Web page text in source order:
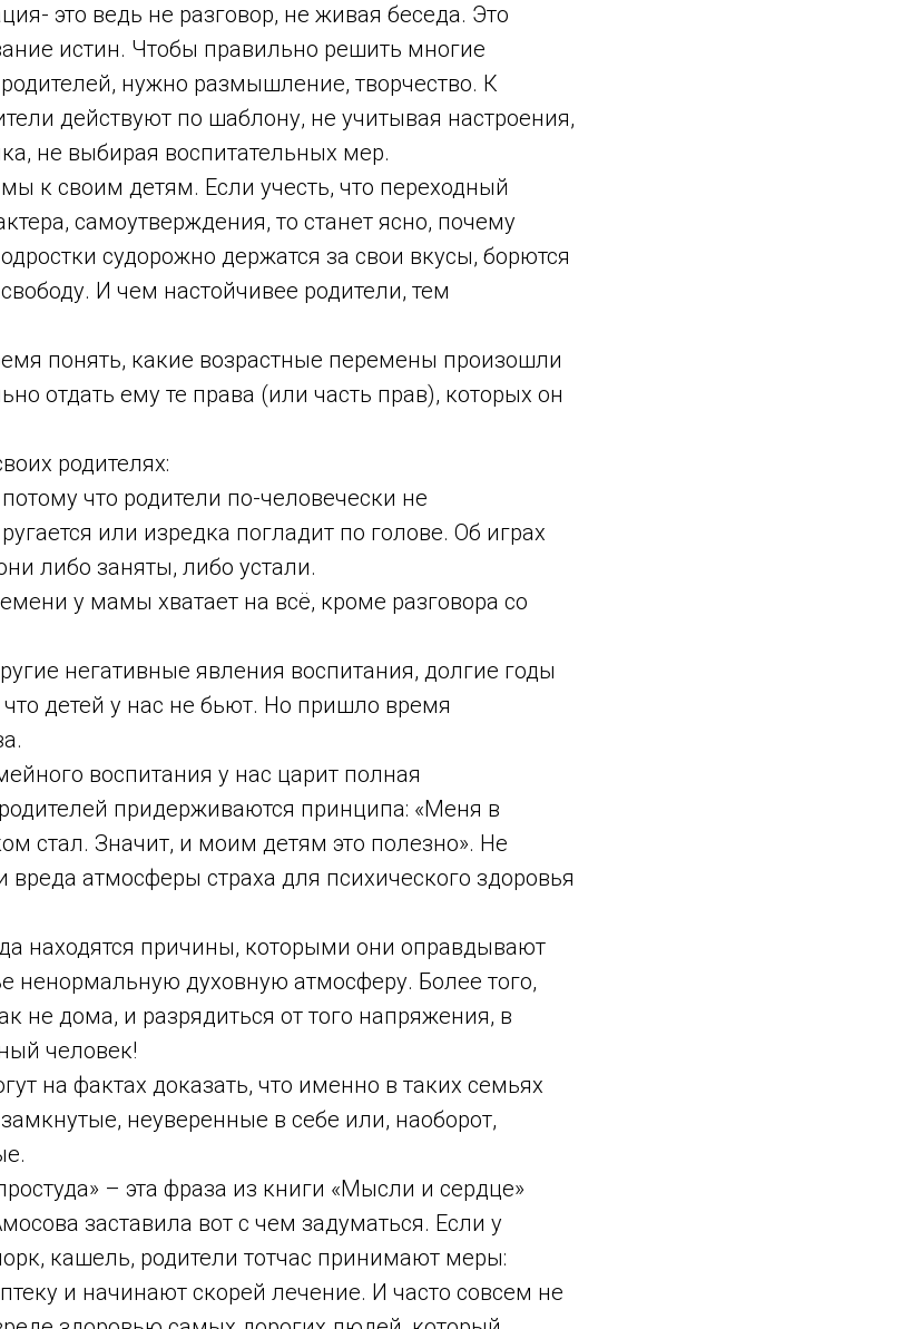
это ведь не разговор, не живая беседа. Это
истин. Чтобы правильно решить многие
нужно размышление, творчество. К
действуют по шаблону, не учитывая настроения,
не выбирая воспитательных мер.
к своим детям. Если учесть, что переходный
самоутверждения, то станет ясно, почему
судорожно держатся за свои вкусы, борются
И чем настойчивее родители, тем
понять, какие возрастные перемены произошли
отдать ему те права (или часть прав), которых он
родителях:
что родители по-человечески не
или изредка погладит по голове. Об играх
либо заняты, либо устали.
у мамы хватает на всё, кроме разговора со
негативные явления воспитания, долгие годы
детей у нас не бьют. Но пришло время
воспитания у нас царит полная
придерживаются принципа: «Меня в
стал. Значит, и моим детям это полезно». Не
атмосферы страха для психического здоровья
находятся причины, которыми они оправдывают
ненормальную духовную атмосферу. Более того,
не дома, и разрядиться от того напряжения, в
человек!
на фактах доказать, что именно в таких семьях
неуверенные в себе или, наоборот,
– эта фраза из книги «Мысли и сердце»
заставила вот с чем задуматься. Если у
кашель, родители тотчас принимают меры:
и начинают скорей лечение. И часто совсем не